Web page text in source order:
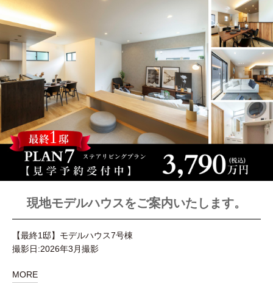
現地モデルハウスをご案内いたします。
【最終1邸】モデルハウス7号棟
撮影日:2026年3月撮影
MORE